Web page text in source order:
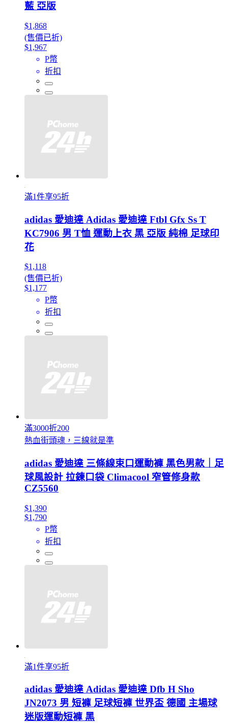
藍 亞版
$1,868
(售價已折)
$1,967
P幣
折扣
滿1件享95折
adidas 愛迪達 Adidas 愛迪達 Ftbl Gfx Ss T
KC7906 男 T恤 運動上衣 黑 亞版 純棉 足球印
花
$1,118
(售價已折)
$1,177
P幣
折扣
滿3000折200
熱血街頭魂，三線就是準
adidas 愛迪達 三條線束口運動褲 黑色男款｜足
球風設計 拉鍊口袋 Climacool 窄管修身款
CZ5560
$1,390
$1,790
P幣
折扣
滿1件享95折
adidas 愛迪達 Adidas 愛迪達 Dfb H Sho
JN2073 男 短褲 足球短褲 世界盃 德國 主場球
迷版運動短褲 黑